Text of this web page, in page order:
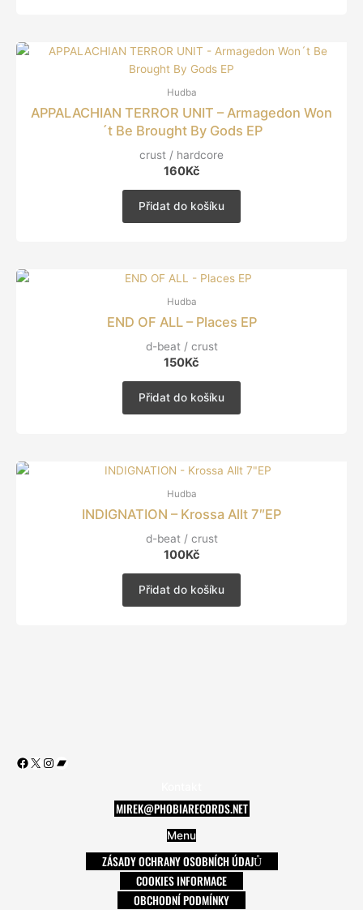
Hudba
APPALACHIAN TERROR UNIT – Armagedon Won
´t Be Brought By Gods EP
crust / hardcore
160Kč
Přidat do košíku
Hudba
END OF ALL – Places EP
d-beat / crust
150Kč
Přidat do košíku
Hudba
INDIGNATION – Krossa Allt 7″EP
d-beat / crust
100Kč
Přidat do košíku
Facebook
X Instagram
Bandcamp
MIREK@PHOBIARECORDS.NET
Menu
ZÁSADY OCHRANY OSOBNÍCH ÚDAJŮ
COOKIES INFORMACE
OBCHODNÍ PODMÍNKY